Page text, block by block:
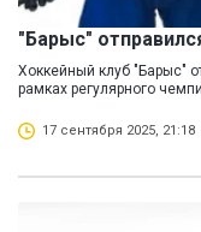
"Барыс"
Хоккейный клуб "Барыс"
рамках регулярного
17 сентября 2025, 21:18